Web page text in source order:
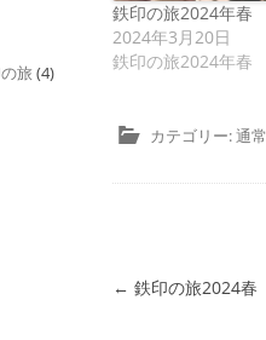
鉄印の旅2024年春
2024年3月20日
鉄印の旅2024年春
カテゴリー:通
投稿ナビゲーション
← 鉄印の旅2024
旅 (4)